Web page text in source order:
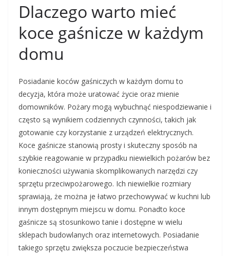
Dlaczego warto mieć
koce gaśnicze w każdym
domu
Posiadanie koców gaśniczych w każdym domu to
decyzja, która może uratować życie oraz mienie
domowników. Pożary mogą wybuchnąć niespodziewanie i
często są wynikiem codziennych czynności, takich jak
gotowanie czy korzystanie z urządzeń elektrycznych.
Koce gaśnicze stanowią prosty i skuteczny sposób na
szybkie reagowanie w przypadku niewielkich pożarów bez
konieczności używania skomplikowanych narzędzi czy
sprzętu przeciwpożarowego. Ich niewielkie rozmiary
sprawiają, że można je łatwo przechowywać w kuchni lub
innym dostępnym miejscu w domu. Ponadto koce
gaśnicze są stosunkowo tanie i dostępne w wielu
sklepach budowlanych oraz internetowych. Posiadanie
takiego sprzętu zwiększa poczucie bezpieczeństwa